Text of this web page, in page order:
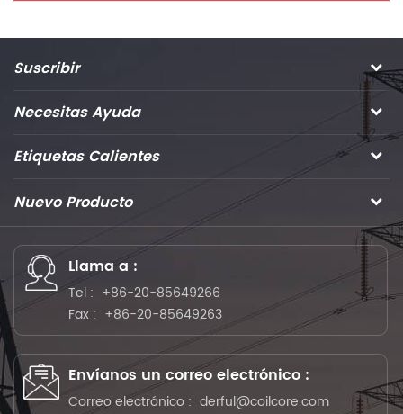
Suscribir
Necesitas Ayuda
Etiquetas Calientes
Nuevo Producto
Llama a :
Tel : +86-20-85649266
Fax : +86-20-85649263
Envíanos un correo electrónico :
Correo electrónico : derful@coilcore.com